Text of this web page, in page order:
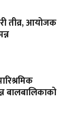
तीव्र, आयोजक
बालबालिकाको